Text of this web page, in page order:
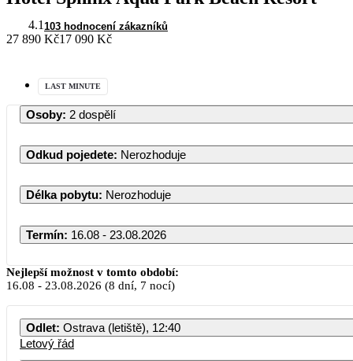
4.1 103 hodnocení zákazníků
27 890 Kč17 090 Kč
LAST MINUTE
Osoby: 2 dospělí
Odkud pojedete: Nerozhoduje
Délka pobytu: Nerozhoduje
Termín: 16.08 - 23.08.2026
Nejlepší možnost v tomto období:
16.08 - 23.08.2026 (8 dní, 7 nocí)
Odlet: Ostrava (letiště), 12:40
Letový řád